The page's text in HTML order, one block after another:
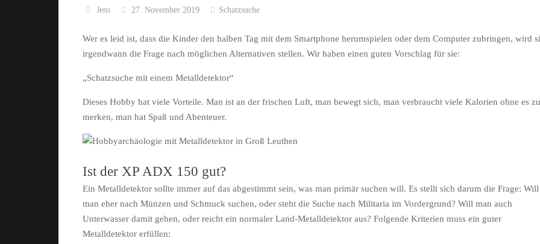
Jens 27. November 2019 Schatzsuche
Wer es leid ist, dass die Kinder den halben Tag mit dem Smartphone herumspielen oder dem Computer zubringen, wird
irgendwann die Frage nach möglichen Alternativen stellen. Wir haben einen guten Vorschlag für sie:
„Schatzsuche mit einem Metalldetektor“
Dieses Hobby hat viele Vorteile. Man ist an der frischen Luft, man bewegt sich, man verbraucht viele Kalorien ohne es zu
merken, man hat Spaß und Abenteuer.
Ist der XP ADX 150 gut?
Ein Metalldetektor sollte immer auf das abgestimmt sein, was man primär suchen will. Es stellt sich darum die Frage: Will
man eher nach Münzen und Schmuck suchen, oder steht die Suche nach Militaria im Vordergrund? Will man auch
Unterwasser damit gehen, oder reicht ein normaler Land-Metalldetektor aus? Folgende Kriterien muss ein guter
Metalldetektor erfüllen: